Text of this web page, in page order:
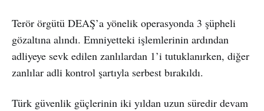
Terör örgütü DEAŞ’a yönelik operasyonda 3 şüpheli
gözaltına alındı. Emniyetteki işlemlerinin ardından
adliyeye sevk edilen zanlılardan 1’i tutuklanırken, diğer
zanlılar adli kontrol şartıyla serbest bırakıldı.
Türk güvenlik güçlerinin iki yıldan uzun süredir devam